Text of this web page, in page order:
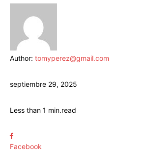
Author: tomyperez@gmail.com
septiembre 29, 2025
Less than 1 min.read
Facebook